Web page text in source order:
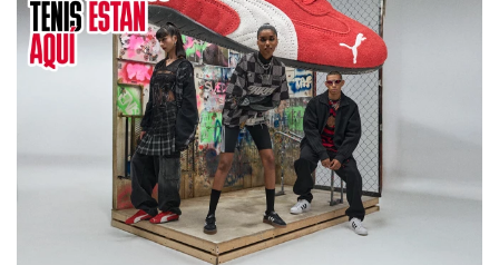
CAMPUS AIR MAX